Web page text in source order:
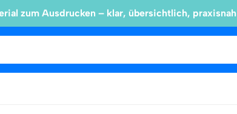
zum Ausdrucken – klar, übersichtlich, praxisnah